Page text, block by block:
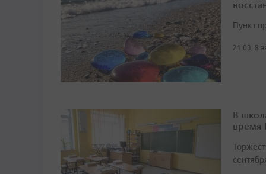
Пункт
21:03, 8
В
время